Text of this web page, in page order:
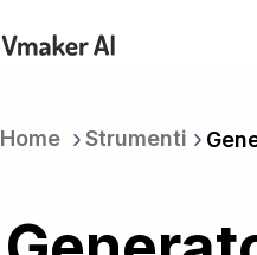
Home Strumenti